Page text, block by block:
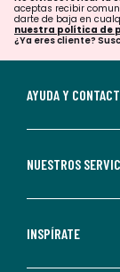
aceptas recibir
darte de baja en
nuestra política de
¿Ya eres cliente?
AYUDA Y
NUESTROS
INSPÍRATE